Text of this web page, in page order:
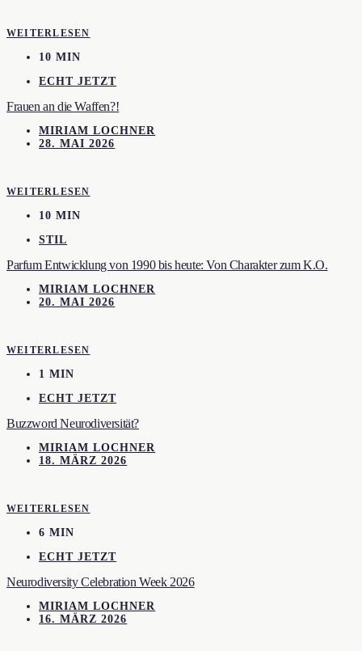
WEITERLESEN
10 MIN
ECHT JETZT
Frauen an die Waffen?!
MIRIAM LOCHNER
28. MAI 2026
WEITERLESEN
10 MIN
STIL
Parfum Entwicklung von 1990 bis heute: Von Charakter zum K.O.
MIRIAM LOCHNER
20. MAI 2026
WEITERLESEN
1 MIN
ECHT JETZT
Buzzword Neurodiversität?
MIRIAM LOCHNER
18. MÄRZ 2026
WEITERLESEN
6 MIN
ECHT JETZT
Neurodiversity Celebration Week 2026
MIRIAM LOCHNER
16. MÄRZ 2026